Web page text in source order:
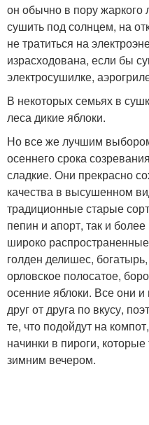
он обычно в пору жаркого
сушить под солнцем, на
не тратиться на
израсходована, если бы
электросушилке,
В некоторых семьях в
леса дикие яблоки.
Но все же лучшим
осеннего срока
сладкие. Они прекрасно
качества в высушенном
традиционные старые
пепин и апорт, так и
широко
голден делишес,
орловское полосатое,
осенние яблоки. Все они
друг от друга по вкусу,
те, что подойдут на
начинки в пироги,
зимним вечером.